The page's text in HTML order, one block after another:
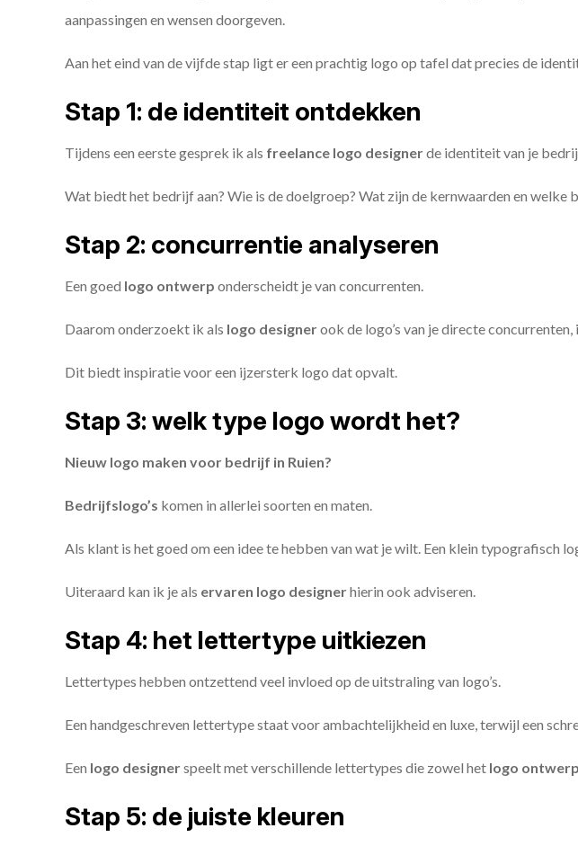
aanpassingen en wensen doorgeven.
Aan het eind van de vijfde stap ligt er een prachtig logo op tafel dat precies de
Stap 1: de identiteit ontdekken
Tijdens een eerste gesprek ik als freelance logo designerde identiteit van je
Wat biedt het bedrijf aan? Wie is de doelgroep? Wat zijn de kernwaarden en welke
Stap 2: concurrentie analyseren
Een goed logo ontwerp onderscheidt je van concurrenten.
Daarom onderzoekt ik als logo designerook de logo’s van je directe
Dit biedt inspiratie voor een ijzersterk logo dat opvalt.
Stap 3: welk type logo wordt het?
Nieuw logo maken voor bedrijf in Ruien?
Bedrijfslogo’s komen in allerlei soorten en maten.
Als klant is het goed om een idee te hebben van wat je wilt. Een klein typografisch
Uiteraard kan ik je als ervaren logo designerhierin ook adviseren.
Stap 4: het lettertype uitkiezen
Lettertypes hebben ontzettend veel invloed op de uitstraling van logo’s.
Een handgeschreven lettertype staat voor ambachtelijkheid en luxe, terwijl een
Een logo designerspeelt met verschillende lettertypes die zowel het logo ontwerp
Stap 5: de juiste kleuren